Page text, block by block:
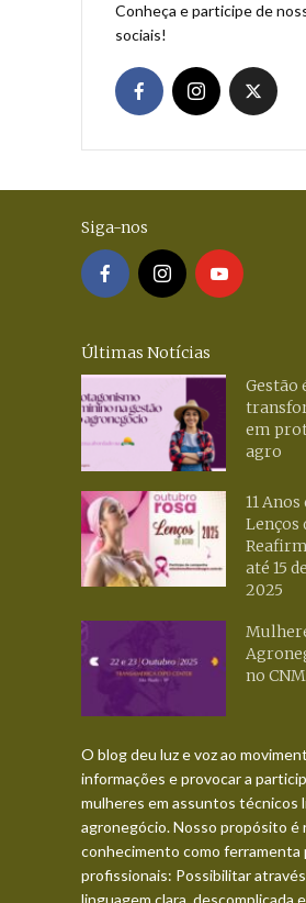
Conheça e participe de
sociais!
Siga-nos
Últimas Notícias
Gestão
em
agro
11 Anos
Lenços
até 15
2025
no
O blog deu luz e voz ao
informações e provocar a
mulheres em assuntos técnicos
agronegócio. Nosso propósito é
conhecimento como ferramenta
profissionais: Possibilitar